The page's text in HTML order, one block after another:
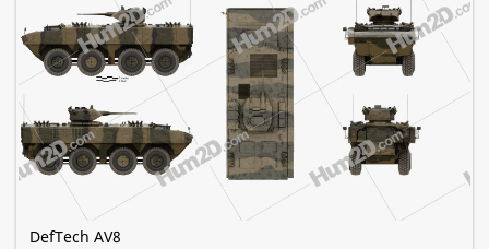
DefTech AV8